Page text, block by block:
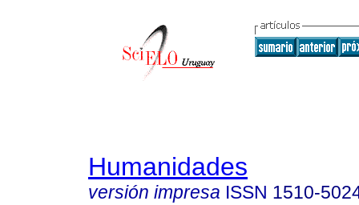
Humanidades
versión impresa ISSN 1510-